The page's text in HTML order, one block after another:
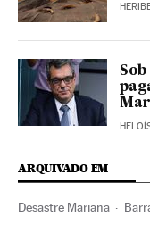
ARQUIVADO EM
Desastre Mariana